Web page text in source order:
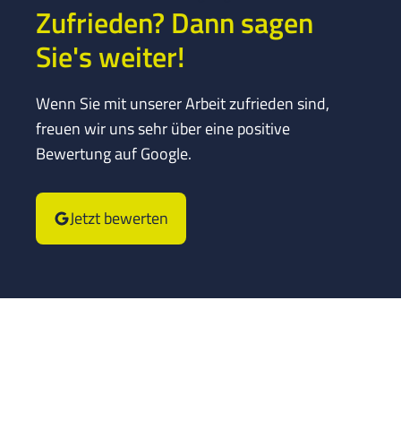
Zufrieden? Dann sagen
Sie's weiter!
Wenn Sie mit unserer Arbeit zufrieden sind,
freuen wir uns sehr über eine positive
Bewertung auf Google.
Jetzt bewerten